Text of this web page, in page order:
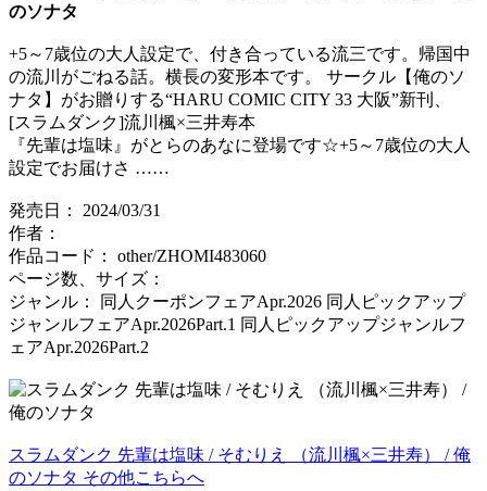
のソナタ
+5～7歳位の大人設定で、付き合っている流三です。帰国中
の流川がごねる話。横長の変形本です。 サークル【俺のソ
ナタ】がお贈りする“HARU COMIC CITY 33 大阪”新刊、
[スラムダンク]流川楓×三井寿本
『先輩は塩味』がとらのあなに登場です☆+5～7歳位の大人
設定でお届けさ ……
発売日： 2024/03/31
作者：
作品コード： other/ZHOMI483060
ページ数、サイズ：
ジャンル： 同人クーポンフェアApr.2026 同人ピックアップ
ジャンルフェアApr.2026Part.1 同人ピックアップジャンルフ
ェアApr.2026Part.2
スラムダンク 先輩は塩味 / そむりえ （流川楓×三井寿） / 俺
のソナタ その他こちらへ